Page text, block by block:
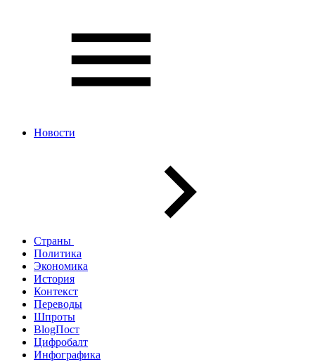
Новости
Страны
Политика
Экономика
История
Контекст
Переводы
Шпроты
BlogПост
Цифробалт
Инфографика